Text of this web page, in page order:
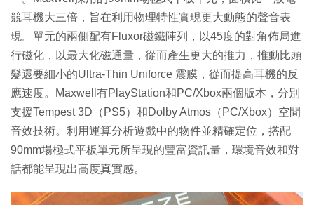
競耳機大三倍，旨在利用物理特性實現更大動態的聲音表
現。單元的兩側配有Fluxor磁鐵陣列，以45度的對角佈局進
行磁化，以最大化磁通量，從而產生更大的推力，推動比頭
髮還要細小的Ultra-Thin Uniforce 震膜，從而提高耳機的反
應速度。Maxwell有PlayStation和PC/Xbox兩個版本，分別
支援Tempest 3D（PS5）和Dolby Atmos（PC/Xbox）空間
音效技術。利用運算分析遊戲中的物件並精確定位，搭配
90mm場極式平板單元所呈現的豐富資訊量，環境音效和對
話都能呈現出高度真實感。